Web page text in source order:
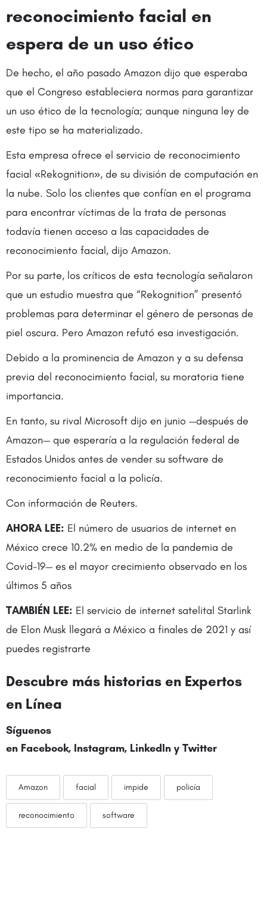
reconocimiento facial en
espera de un uso ético
De hecho, el año pasado Amazon dijo que esperaba
que el Congreso estableciera normas para garantizar
un uso ético de la tecnología; aunque ninguna ley de
este tipo se ha materializado.
Esta empresa ofrece el servicio de reconocimiento
facial «Rekognition», de su división de computación en
la nube. Solo los clientes que confían en el programa
para encontrar víctimas de la trata de personas
todavía tienen acceso a las capacidades de
reconocimiento facial, dijo Amazon.
Por su parte, los críticos de esta tecnología señalaron
que un estudio muestra que “Rekognition” presentó
problemas para determinar el género de personas de
piel oscura. Pero Amazon refutó esa investigación.
Debido a la prominencia de Amazon y a su defensa
previa del reconocimiento facial, su moratoria tiene
importancia.
En tanto, su rival Microsoft dijo en junio —después de
Amazon— que esperaría a la regulación federal de
Estados Unidos antes de vender su software de
reconocimiento facial a la policía.
Con información de Reuters.
AHORA LEE: El número de usuarios de internet en
México crece 10.2% en medio de la pandemia de
Covid-19— es el mayor crecimiento observado en los
últimos 5 años
TAMBIÉN LEE: El servicio de internet satelital Starlink
de Elon Musk llegará a México a finales de 2021 y así
puedes registrarte
Descubre más historias en Expertos
en Línea
Síguenos
en Facebook, Instagram, LinkedIn y Twitter
Amazon facial impide policía
reconocimiento software